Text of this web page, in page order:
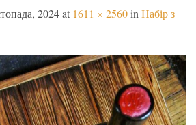
2024at 1611 × 2560in Набір з